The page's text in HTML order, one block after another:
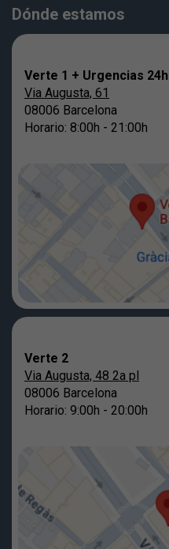
Dónde estamos
Verte 1 + Urgencias 24h
Via Augusta, 61
08006 Barcelona
Horario: 8:00h - 21:00h
Verte 2
Via Augusta, 48 2a pl
08006 Barcelona
Horario: 9:00h - 20:00h